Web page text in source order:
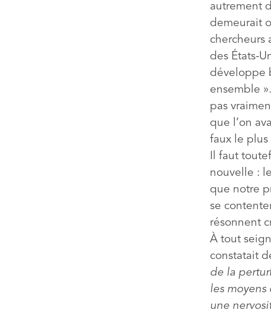
autrement
demeurait
chercheurs
des États-
développe
ensemble
pas
que l’on
faux le plus
Il faut
nouvelle :
que notre
se
résonnent
À tout
constatait
de la
les
une